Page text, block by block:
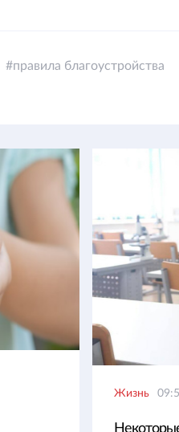
правила благоустройства
Жизнь